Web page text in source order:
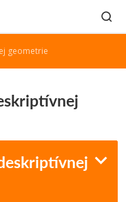
geometrie